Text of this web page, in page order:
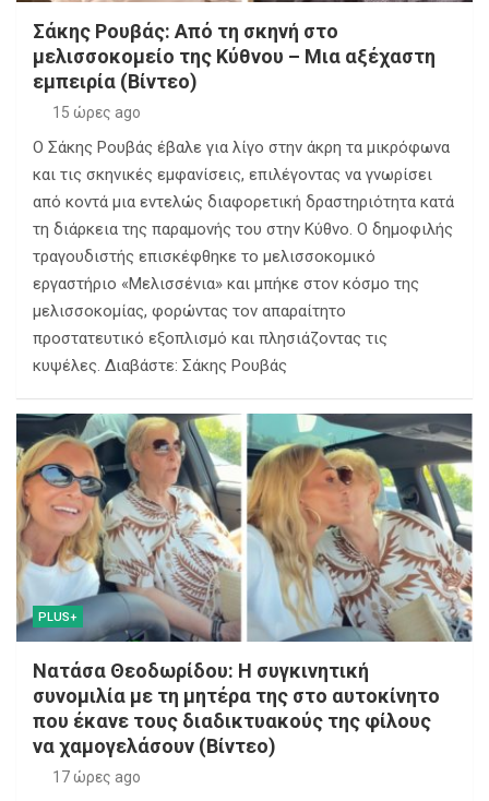
Σάκης Ρουβάς: Από τη σκηνή στο
μελισσοκομείο της Κύθνου – Μια αξέχαστη
εμπειρία (Βίντεο)
15 ώρες ago
Ο Σάκης Ρουβάς έβαλε για λίγο στην άκρη τα μικρόφωνα
και τις σκηνικές εμφανίσεις, επιλέγοντας να γνωρίσει
από κοντά μια εντελώς διαφορετική δραστηριότητα κατά
τη διάρκεια της παραμονής του στην Κύθνο. Ο δημοφιλής
τραγουδιστής επισκέφθηκε το μελισσοκομικό
εργαστήριο «Μελισσένια» και μπήκε στον κόσμο της
μελισσοκομίας, φορώντας τον απαραίτητο
προστατευτικό εξοπλισμό και πλησιάζοντας τις
κυψέλες. Διαβάστε: Σάκης Ρουβάς
PLUS+
Νατάσα Θεοδωρίδου: Η συγκινητική
συνομιλία με τη μητέρα της στο αυτοκίνητο
που έκανε τους διαδικτυακούς της φίλους
να χαμογελάσουν (Βίντεο)
17 ώρες ago